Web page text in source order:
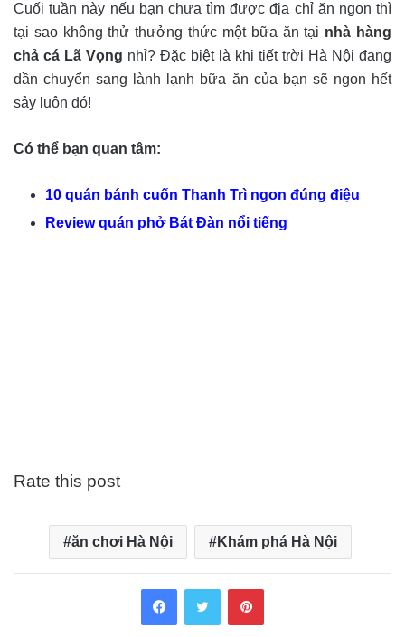
Cuối tuần này nếu bạn chưa tìm được địa chỉ ăn ngon thì
tại sao không thử thưởng thức một bữa ăn tại nhà hàng
chả cá Lã Vọng nhỉ? Đặc biệt là khi tiết trời Hà Nội đang
dần chuyển sang lành lạnh bữa ăn của bạn sẽ ngon hết
sảy luôn đó!
Có thể bạn quan tâm:
10 quán bánh cuốn Thanh Trì ngon đúng điệu
Review quán phở Bát Đàn nổi tiếng
Rate this post
ăn chơi Hà Nội Khám phá Hà Nội
FacebookTwitter Pinterest